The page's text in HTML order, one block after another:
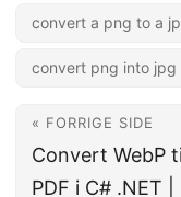
convert a png to a
convert png into jpg
« FORRIGE SIDE
Convert WebP
PDF i C# .NET |